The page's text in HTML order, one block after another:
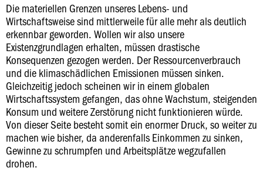
Die materiellen Grenzen unseres Lebens- und
Wirtschaftsweise sind mittlerweile für alle mehr als deutlich
erkennbar geworden. Wollen wir also unsere
Existenzgrundlagen erhalten, müssen drastische
Konsequenzen gezogen werden. Der Ressourcenverbrauch
und die klimaschädlichen Emissionen müssen sinken.
Gleichzeitig jedoch scheinen wir in einem globalen
Wirtschaftssystem gefangen, das ohne Wachstum, steigenden
Konsum und weitere Zerstörung nicht funktionieren würde.
Von dieser Seite besteht somit ein enormer Druck, so weiter zu
machen wie bisher, da anderenfalls Einkommen zu sinken,
Gewinne zu schrumpfen und Arbeitsplätze wegzufallen
drohen.